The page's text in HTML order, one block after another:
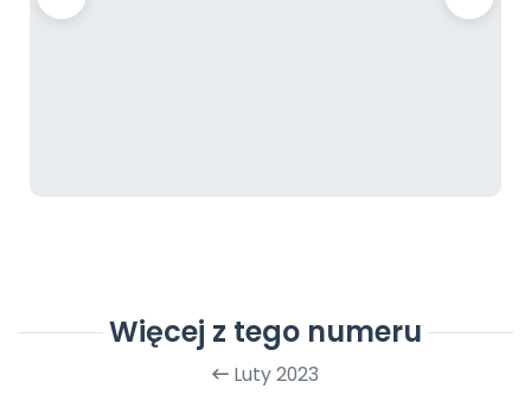
Więcej z tego numeru
Luty 2023